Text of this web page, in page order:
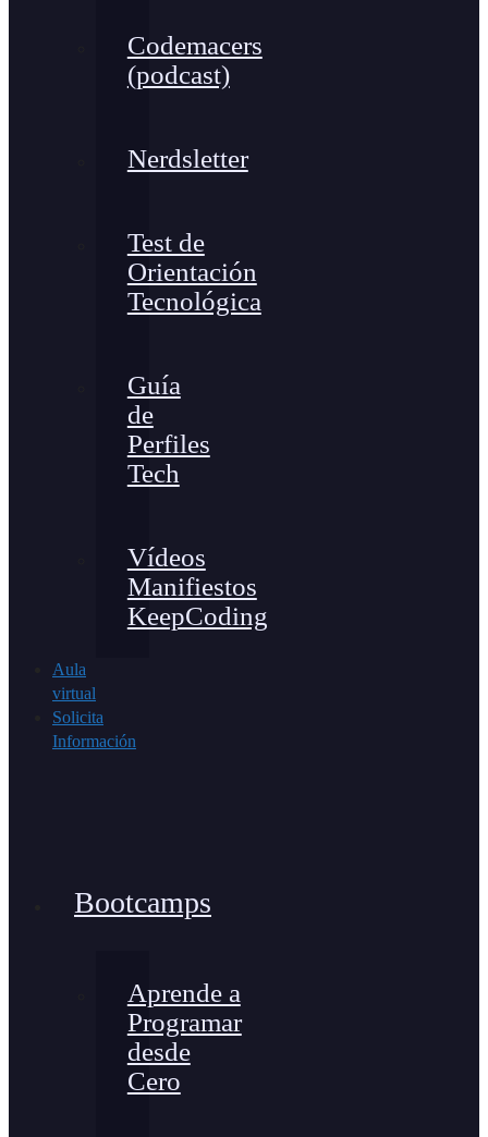
Codemacers
(podcast)
Nerdsletter
Test de
Orientación
Tecnológica
Guía
de
Perfiles
Tech
Vídeos
Manifiestos
KeepCoding
Aula
virtual
Solicita
Información
Bootcamps
Aprende a
Programar
desde
Cero